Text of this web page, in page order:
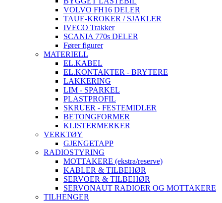
VOLVO FH16 DELER
TAUE-KROKER / SJAKLER
IVECO Trakker
SCANIA 770s DELER
Fører figurer
MATERIELL
EL.KABEL
EL.KONTAKTER - BRYTERE
LAKKERING
LIM - SPARKEL
PLASTPROFIL
SKRUER - FESTEMIDLER
BETONGFORMER
KLISTERMERKER
VERKTØY
GJENGETAPP
RADIOSTYRING
MOTTAKERE (ekstra/reserve)
KABLER & TILBEHØR
SERVOER & TILBEHØR
SERVONAUT RADIOER OG MOTTAKERE
TILHENGER